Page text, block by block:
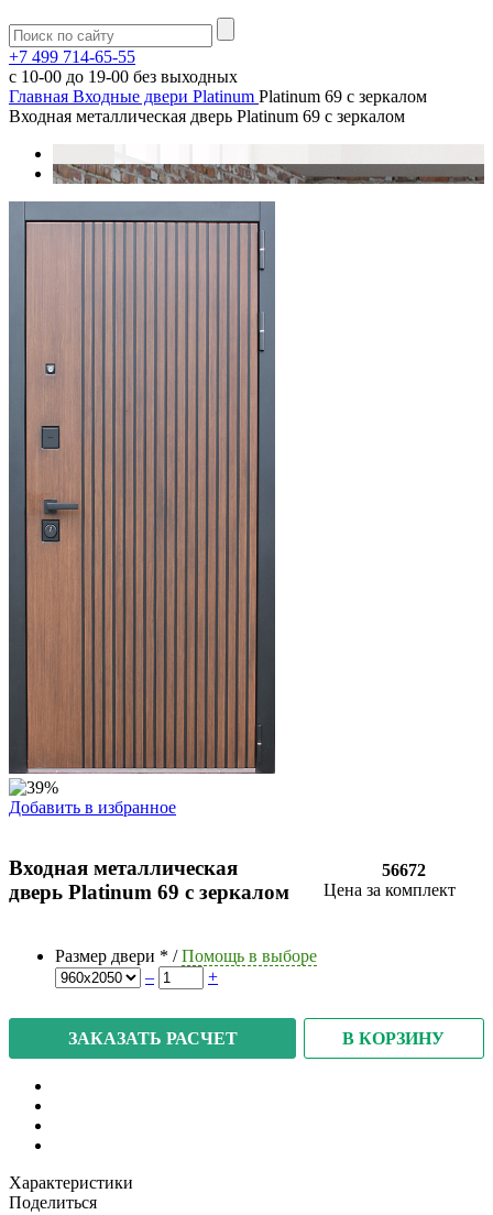
+7 499 714-65-55
с 10-00 до 19-00 без выходных
Главная Входные двери Platinum Platinum 69 с зеркалом
Входная металлическая дверь Platinum 69 с зеркалом
Добавить в избранное
Входная металлическая
дверь Platinum 69 с зеркалом
56672
Цена за комплект
Размер двери * /Помощь в выборе
–
+
ЗАКАЗАТЬ РАСЧЕТ В КОРЗИНУ
Характеристики
Поделиться